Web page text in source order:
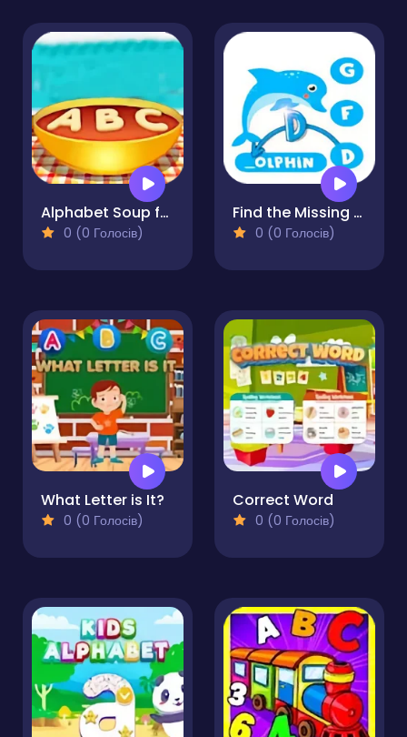
Alphabet Soup for Kids
0 (0 Голосів)
Find the Missing Letter
0 (0 Голосів)
What Letter is It?
0 (0 Голосів)
Correct Word
0 (0 Голосів)